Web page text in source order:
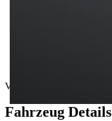
Vorführwagen
Fahrzeug Details